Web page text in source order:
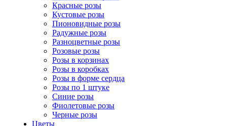
Красные розы
Кустовые розы
Пионовидные розы
Радужные розы
Разноцветные розы
Розовые розы
Розы в корзинах
Розы в коробках
Розы в форме сердца
Розы по 1 штуке
Синие розы
Фиолетовые розы
Черные розы
Цветы